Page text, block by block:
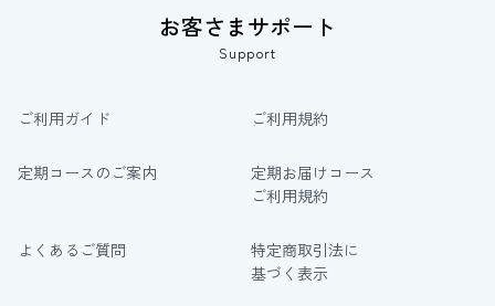
お客さまサポート
Support
ご利用ガイド ご利用規約
定期コースのご案内
定期お届けコース
ご利用規約
よくあるご質問
特定商取引法に
基づく表示